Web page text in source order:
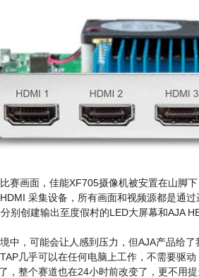
赛画面，佳能XF705摄像机被安置在山
采集设备，所有画面和视频源都是
别创建输出至度假村的LED大屏幕和AJA
中，可能会让人感到压力，但AJA产品给
几乎可以在任何电脑上工作，不需要驱
整个赛道也在24小时前改变了，更不用